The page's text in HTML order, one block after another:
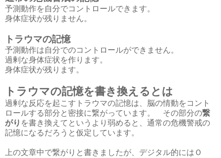
予測動作を自分でコントロールできます。
身体症状が残りません。
トラウマの記憶
予測動作は自分でのコントロールができません。
過剰な身体症状を作ります。
身体症状が残ります。
トラウマの記憶を書き換えるとは
過剰な反応を起こすトラウマの記憶は、脳の情動をコント
ロールする部分と密接に繋がっています。 その部分の繋
がり を書き換えてというより弱めると、通常の危機警戒の
記憶になるだろうと仮定しています。
上の文章中で繋がりと書きましたが、デジタル的にはＯ